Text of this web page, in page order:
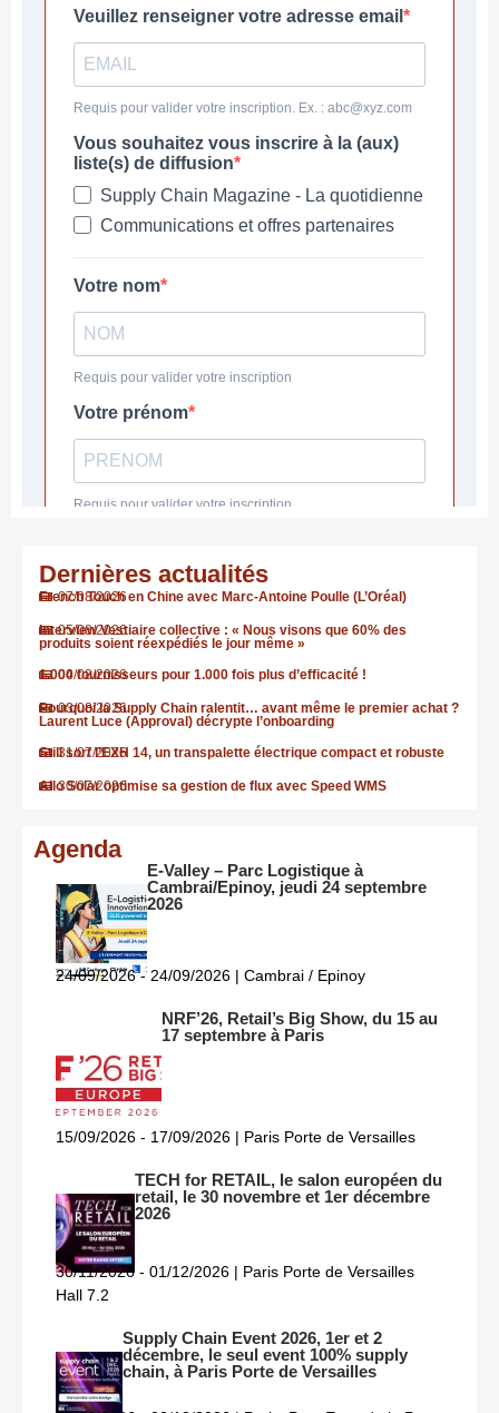
Dernières actualités
07/08/2026
French Touch en Chine avec Marc-Antoine Poulle (L’Oréal)
05/08/2026
Interview Vestiaire collective : « Nous visons que 60% des
produits soient réexpédiés le jour même »
04/08/2026
1.000 fournisseurs pour 1.000 fois plus d’efficacité !
03/08/2026
Pourquoi la Supply Chain ralentit… avant même le premier achat ?
Laurent Luce (Approval) décrypte l’onboarding
31/07/2026
Still sort l’EXH 14, un transpalette électrique compact et robuste
30/07/2026
Allo Solar optimise sa gestion de flux avec Speed WMS
Agenda
E-Valley – Parc Logistique à
Cambrai/Epinoy, jeudi 24 septembre
2026
24/09/2026 - 24/09/2026 | Cambrai / Epinoy
NRF’26, Retail’s Big Show, du 15 au
17 septembre à Paris
15/09/2026 - 17/09/2026 | Paris Porte de Versailles
TECH for RETAIL, le salon européen du
retail, le 30 novembre et 1er décembre
2026
30/11/2026 - 01/12/2026 | Paris Porte de Versailles
Hall 7.2
Supply Chain Event 2026, 1er et 2
décembre, le seul event 100% supply
chain, à Paris Porte de Versailles